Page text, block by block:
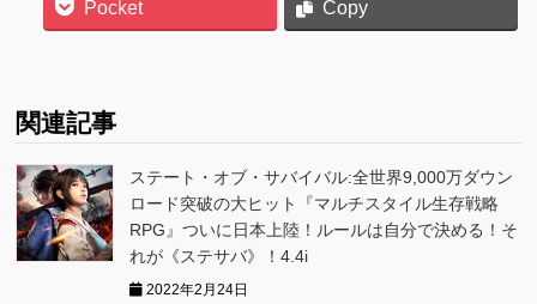
Pocket Copy
関連記事
ステート・オブ・サバイバル:全世界9,000万ダウン
ロード突破の大ヒット『マルチスタイル生存戦略
RPG』ついに日本上陸！ルールは自分で決める！そ
れが《ステサバ》！4.4i
2022年2月24日